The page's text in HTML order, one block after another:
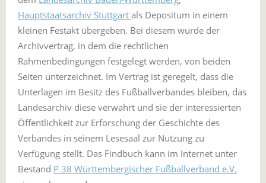
Hauptstaatsarchiv Stuttgart als Depositum in einem
kleinen Festakt übergeben. Bei diesem wurde der
Archivvertrag, in dem die rechtlichen
Rahmenbedingungen festgelegt werden, von beiden
Seiten unterzeichnet. Im Vertrag ist geregelt, dass die
Unterlagen im Besitz des Fußballverbandes bleiben, das
Landesarchiv diese verwahrt und sie der interessierten
Öffentlichkeit zur Erforschung der Geschichte des
Verbandes in seinem Lesesaal zur Nutzung zu
Verfügung stellt. Das Findbuch kann im Internet unter
Bestand P 38 Württembergischer Fußballverband e.V.